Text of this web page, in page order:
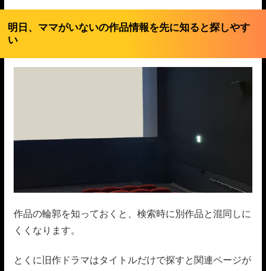
明日、ママがいないの作品情報を先に知ると探しやす
い
作品の輪郭を知っておくと、検索時に別作品と混同しに
くくなります。
とくに旧作ドラマはタイトルだけで探すと関連ページが